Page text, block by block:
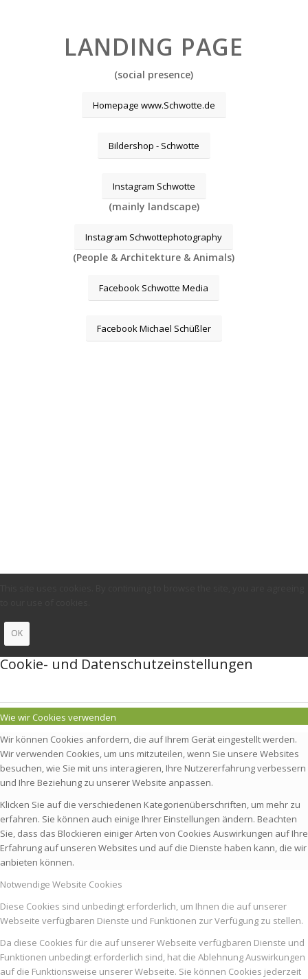
LANDING PAGE
(social presence)
Homepage www.Schwotte.de
Bildershop - Schwotte
Instagram Schwotte
(mainly landscape)
Instagram Schwottephotography
(People & Architekture & Animals)
Facebook Schwotte Media
Facebook Michael Schüßler
OK
Cookie- und Datenschutzeinstellungen
Wie wir Cookies verwenden
Wir können Cookies anfordern, die auf Ihrem Gerät eingestellt werden.
Wir verwenden Cookies, um uns mitzuteilen, wenn Sie unsere Websites
besuchen, wie Sie mit uns interagieren, Ihre Nutzererfahrung verbessern
und Ihre Beziehung zu unserer Website anpassen.
Klicken Sie auf die verschiedenen Kategorienüberschriften, um mehr zu
erfahren. Sie können auch einige Ihrer Einstellungen ändern. Beachten
Sie, dass das Blockieren einiger Arten von Cookies Auswirkungen auf Ihre
Erfahrung auf unseren Websites und auf die Dienste haben kann, die wir
anbieten können.
Notwendige Website Cookies
Diese Cookies sind unbedingt erforderlich, um Ihnen die auf unserer
Webseite verfügbaren Dienste und Funktionen zur Verfügung zu stellen.
Da diese Cookies für die auf unserer Webseite verfügbaren Dienste und
Funktionen unbedingt erforderlich sind, hat die Ablehnung Auswirkungen
auf die Funktionsweise unserer Webseite. Sie können Cookies jederzeit